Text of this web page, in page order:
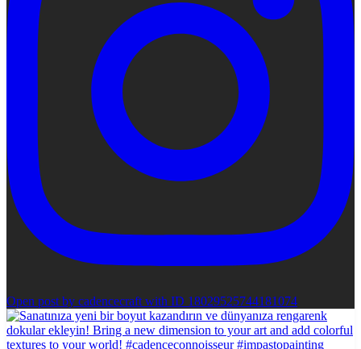
Open post by cadencecraft with ID 18029525744181074